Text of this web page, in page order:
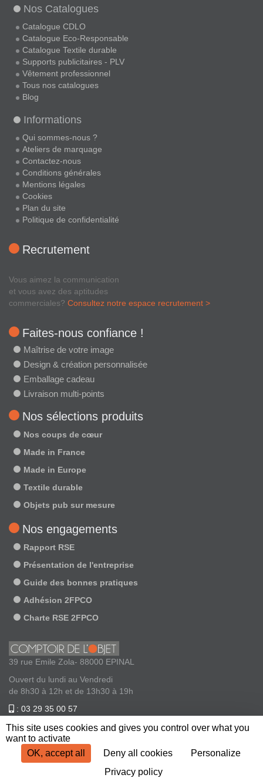
Nos Catalogues
Catalogue CDLO
Catalogue Eco-Responsable
Catalogue Textile durable
Supports publicitaires - PLV
Vêtement professionnel
Tous nos catalogues
Blog
Informations
Qui sommes-nous ?
Ateliers de marquage
Contactez-nous
Conditions générales
Mentions légales
Cookies
Plan du site
Politique de confidentialité
Recrutement
Vous aimez la communication
et vous avez des aptitudes
commerciales? Consultez notre espace recrutement >
Faites-nous confiance !
Maîtrise de votre image
Design & création personnalisée
Emballage cadeau
Livraison multi-points
Nos sélections produits
Nos coups de cœur
Made in France
Made in Europe
Textile durable
Objets pub sur mesure
Nos engagements
Rapport RSE
Présentation de l'entreprise
Guide des bonnes pratiques
Adhésion 2FPCO
Charte RSE 2FPCO
39 rue Emile Zola- 88000 EPINAL
Ouvert du lundi au Vendredi
de 8h30 à 12h et de 13h30 à 19h
: 03 29 35 00 57
This site uses cookies and gives you control over what you
want to activate
OK, accept all
Deny all cookies
Personalize
Privacy policy